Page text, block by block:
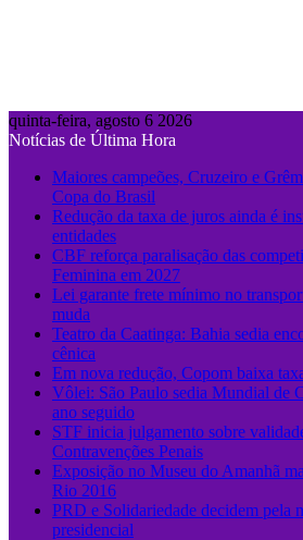
quinta-feira, agosto 6 2026
Notícias de Última Hora
Maiores campeões, Cruzeiro e
Copa do Brasil
Redução da taxa de juros ainda é
entidades
CBF reforça paralisação das
Feminina em 2027
Lei garante frete mínimo no
muda
Teatro da Caatinga: Bahia sedia
cênica
Em nova redução, Copom baixa
Vôlei: São Paulo sedia Mundial de
ano seguido
STF inicia julgamento sobre
Contravenções Penais
Exposição no Museu do Amanhã
Rio 2016
PRD e Solidariedade decidem pela
presidencial